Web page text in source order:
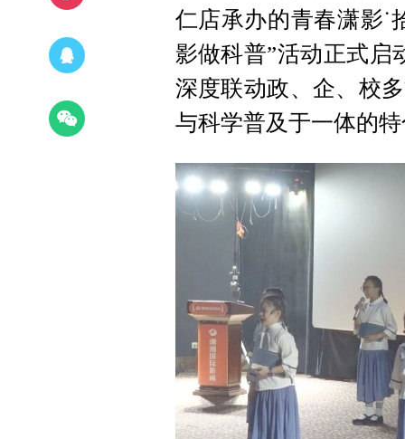
仁店承办的青春潇影
影做科普”活动正式启
深度联动政、企、校
与科学普及于一体的